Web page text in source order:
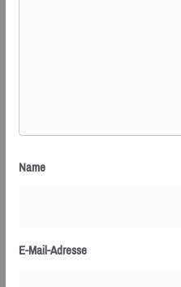
Name
E-Mail-Adresse